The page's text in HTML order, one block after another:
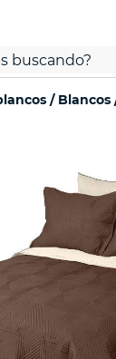
Blancos